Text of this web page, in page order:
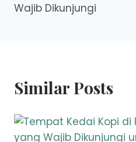
Wajib Dikunjungi
Similar Posts